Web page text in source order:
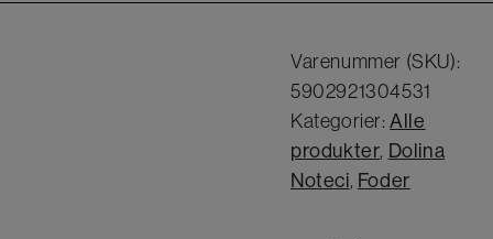
Varenummer (SKU):
5902921304531
Kategorier:Alle
produkter, Dolina
Noteci, Foder